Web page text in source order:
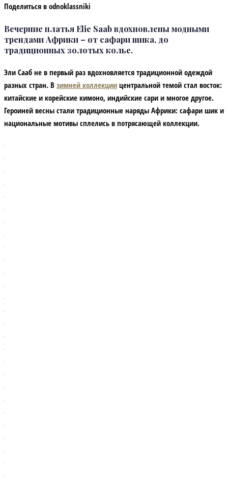
Поделиться в odnoklassniki
Вечерние платья Elie Saab вдохновлены модными
трендами Африки – от сафари шика, до
традиционных золотых колье.
Эли Сааб не в первый раз вдохновляется традиционной одеждой
разных стран. В зимней коллекции центральной темой стал восток:
китайские и корейские кимоно, индийские сари и многое другое.
Героиней весны стали традиционные наряды Африки: сафари шик и
национальные мотивы сплелись в потрясающей коллекции.